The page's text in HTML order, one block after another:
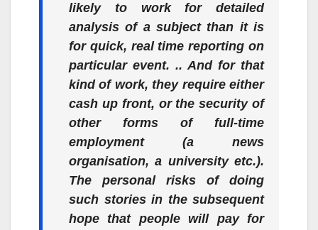
likely to work for detailed
analysis of a subject than it is
for quick, real time reporting on
particular event. .. And for that
kind of work, they require either
cash up front, or the security of
other forms of full-time
employment (a news
organisation, a university etc.).
The personal risks of doing
such stories in the subsequent
hope that people will pay for